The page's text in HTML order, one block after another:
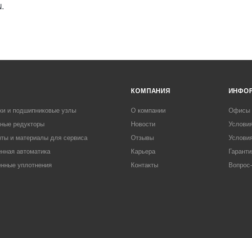
и подшипниковые узлы
редукторы
и материалы для сервиса
автоматика
уплотнения
КОМПАНИЯ
О компании
Новости
Отзывы
Карьера
Контакты
Офисы